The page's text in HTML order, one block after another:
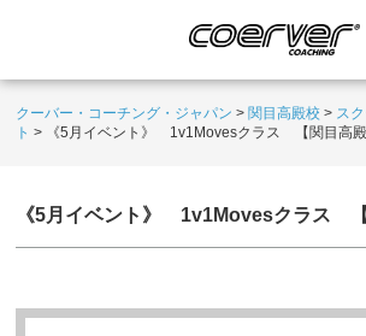
クーバー・コーチング・ジャパン > 関目高殿校 > ス
ト > 《5月イベント》 1v1Movesクラス 【関目高殿
《5月イベント》 1v1Movesクラス 【